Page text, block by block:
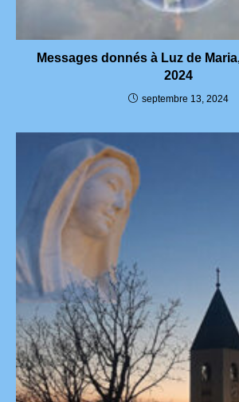
Messages donnés à Luz de
2024
septembre 13, 2024